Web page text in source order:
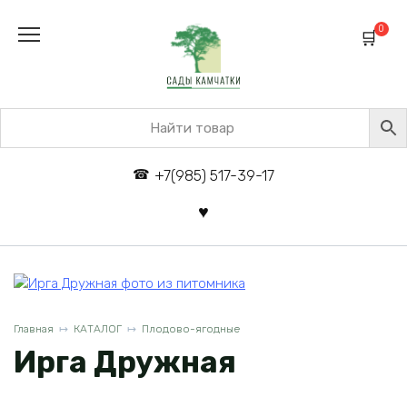
+7(985) 517-39-17
0
Главная КАТАЛОГ Плодово-ягодные
Ирга Дружная